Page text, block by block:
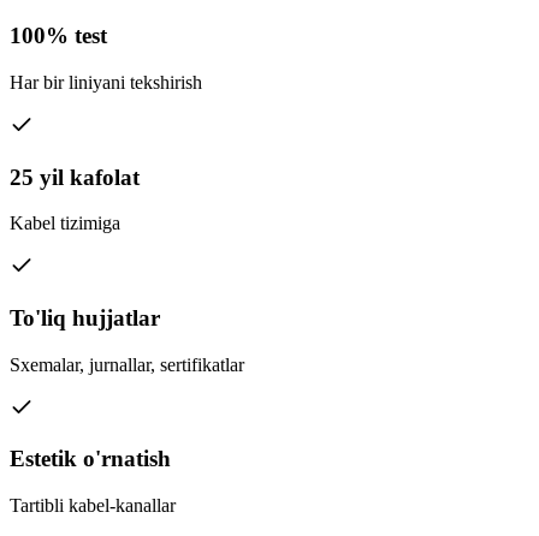
100% test
Har bir liniyani tekshirish
25 yil kafolat
Kabel tizimiga
To'liq hujjatlar
Sxemalar, jurnallar, sertifikatlar
Estetik o'rnatish
Tartibli kabel-kanallar